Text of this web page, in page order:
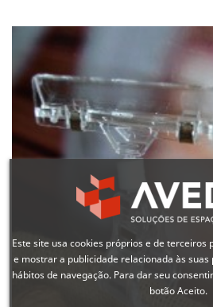
Este site usa cookies próprios e de terceiros
e mostrar a publicidade relacionada às
hábitos de navegação. Para dar seu
botão Aceito.